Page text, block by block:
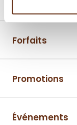
Forfaits
Promotions
Événements